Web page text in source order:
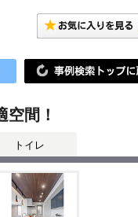
間！
トイレ